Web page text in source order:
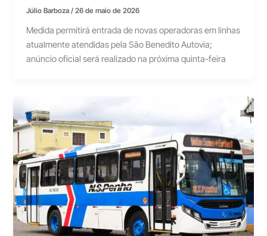
Júlio Barboza/26 de maio de 2026
Medida permitirá entrada de novas operadoras em linhas
atualmente atendidas pela São Benedito Autovia;
anúncio oficial será realizado na próxima quinta-feira